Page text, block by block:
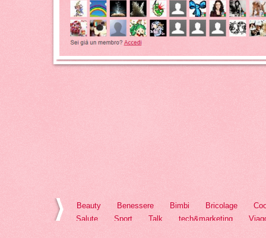
Beauty Benessere Bimbi Bricolage
Salute
Sport Talk tech&marketing